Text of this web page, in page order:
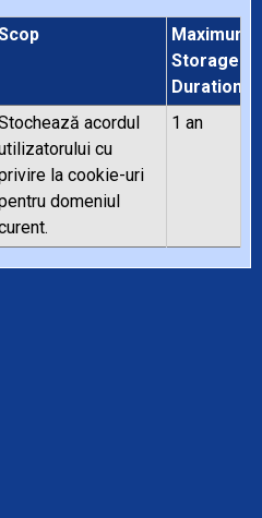
Maximum
Storage
Duration
acordul
cu
la cookie-uri
domeniul
1 an